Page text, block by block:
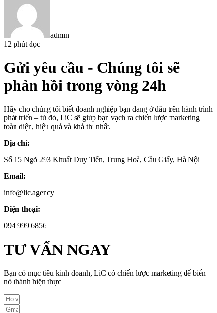
admin
12 phút đọc
Gửi yêu cầu - Chúng tôi sẽ
phản hồi trong vòng 24h
Hãy cho chúng tôi biết doanh nghiệp bạn đang ở đâu trên hành trình
phát triển – từ đó, LiC sẽ giúp bạn vạch ra chiến lược marketing
toàn diện, hiệu quả và khả thi nhất.
Địa chỉ:
Số 15 Ngõ 293 Khuất Duy Tiến, Trung Hoà, Cầu Giấy, Hà Nội
Email:
info@lic.agency
Điện thoại:
094 999 6856
TƯ VẤN NGAY
Bạn có mục tiêu kinh doanh, LiC có chiến lược marketing để biến
nó thành hiện thực.